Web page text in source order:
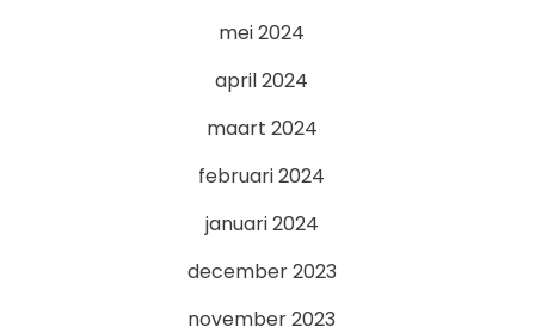
mei 2024
april 2024
maart 2024
februari 2024
januari 2024
december 2023
november 2023